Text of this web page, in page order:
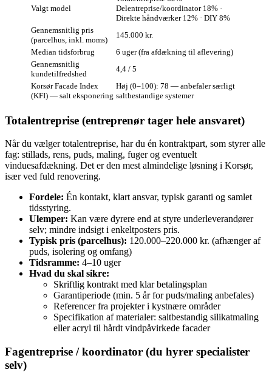
Valgt model
Delentreprise/koordinator 18% ·
Direkte håndværker 12% · DIY 8%
Gennemsnitlig pris
(parcelhus, inkl. moms)
145.000 kr.
Median tidsforbrug
6 uger (fra afdækning til aflevering)
Gennemsnitlig
kundetilfredshed
4,4 / 5
Korsør Facade Index
(KFI) — salt eksponering
Høj (0–100): 78 — anbefaler særligt
saltbestandige systemer
Totalentreprise (entreprenør tager hele ansvaret)
Når du vælger totalentreprise, har du én kontraktpart, som styrer alle
fag: stillads, rens, puds, maling, fuger og eventuelt
vinduesafdækning. Det er den mest almindelige løsning i Korsør,
især ved fuld renovering.
Fordele: Én kontakt, klart ansvar, typisk garanti og samlet
tidsstyring.
Ulemper: Kan være dyrere end at styre underleverandører
selv; mindre indsigt i enkeltposters pris.
Typisk pris (parcelhus): 120.000–220.000 kr. (afhænger af
puds, isolering og omfang)
Tidsramme: 4–10 uger
Hvad du skal sikre:
Skriftlig kontrakt med klar betalingsplan
Garantiperiode (min. 5 år for puds/maling anbefales)
Referencer fra projekter i kystnære områder
Specifikation af materialer: saltbestandig silikatmaling
eller acryl til hårdt vindpåvirkede facader
Fagentreprise / koordinator (du hyrer specialister
selv)